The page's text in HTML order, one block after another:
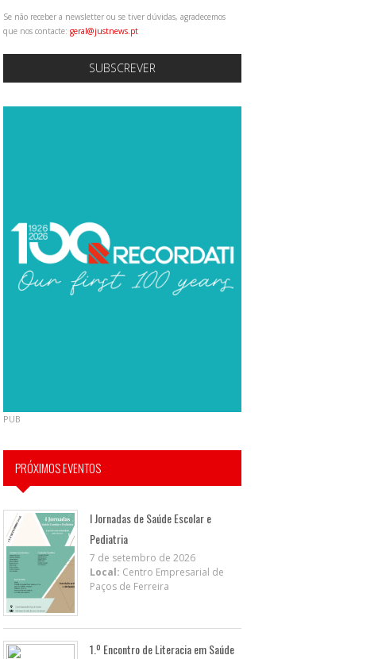
Se não receber a newsletter ou se tiver dúvidas, agradecemos
que nos contacte: geral@justnews.pt
SUBSCREVER
PUB
PRÓXIMOS EVENTOS
I Jornadas de Saúde Escolar e
Pediatria
7 de setembro de 2026
Local: Centro Empresarial de
Paços de Ferreira
1.º Encontro de Literacia em Saúde